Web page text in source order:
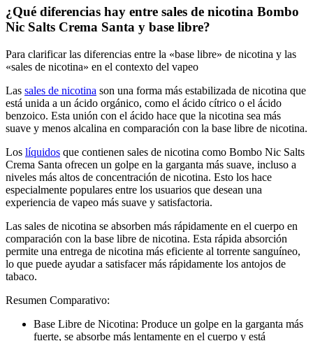
¿Qué diferencias hay entre sales de nicotina Bombo
Nic Salts Crema Santa y base libre?
Para clarificar las diferencias entre la «base libre» de nicotina y las
«sales de nicotina» en el contexto del vapeo
Las sales de nicotina son una forma más estabilizada de nicotina que
está unida a un ácido orgánico, como el ácido cítrico o el ácido
benzoico. Esta unión con el ácido hace que la nicotina sea más
suave y menos alcalina en comparación con la base libre de nicotina.
Los líquidos que contienen sales de nicotina como Bombo Nic Salts
Crema Santa ofrecen un golpe en la garganta más suave, incluso a
niveles más altos de concentración de nicotina. Esto los hace
especialmente populares entre los usuarios que desean una
experiencia de vapeo más suave y satisfactoria.
Las sales de nicotina se absorben más rápidamente en el cuerpo en
comparación con la base libre de nicotina. Esta rápida absorción
permite una entrega de nicotina más eficiente al torrente sanguíneo,
lo que puede ayudar a satisfacer más rápidamente los antojos de
tabaco.
Resumen Comparativo:
Base Libre de Nicotina: Produce un golpe en la garganta más
fuerte, se absorbe más lentamente en el cuerpo y está